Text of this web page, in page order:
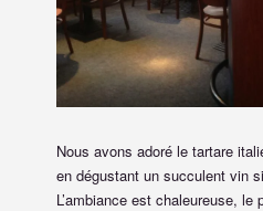
Nous avons adoré le tartare
en dégustant un succulent vin
L’ambiance est chaleureuse,